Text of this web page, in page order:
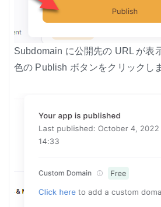
Subdomain に公開先の URL が表
色の Publish ボタンをクリックし